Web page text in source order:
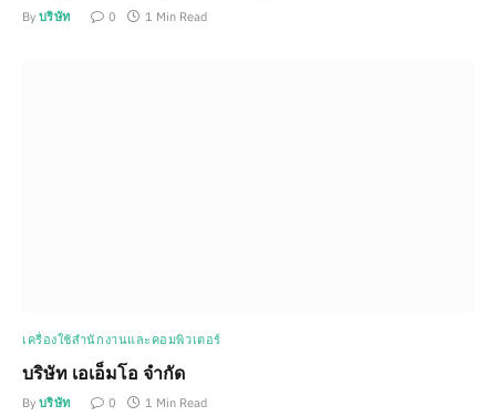
By บริษัท 0 1 Min Read
เครื่องใช้สำนักงานและคอมพิวเตอร์
บริษัท เอเอ็มโอ จำกัด
By บริษัท 0 1 Min Read